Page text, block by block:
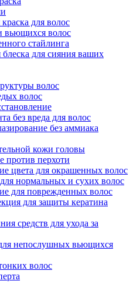
для волос
вьющихся волос
стайлинга
для сияния ваших
волос
волос
без вреда для волос
без аммиака
кожи головы
против перхоти
цвета для окрашенных волос
нормальных и сухих волос
для поврежденных волос
для защиты кератина
средств для ухода за
непослушных вьющихся
волос